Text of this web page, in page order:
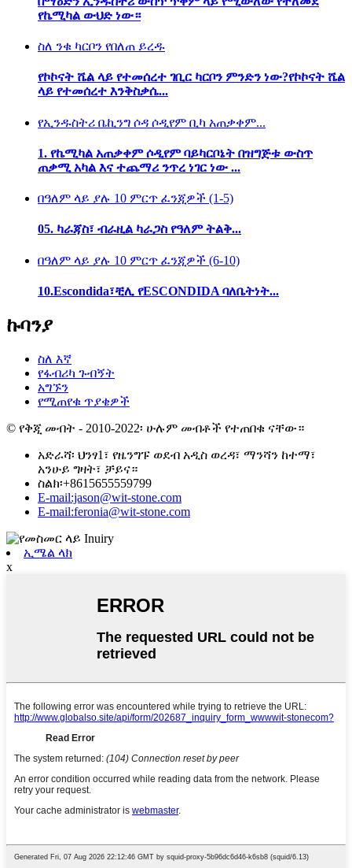
የኬሚካል ውህድ ነው።
ስለ ንቁ ካርቦን የበለጠ ይረዱ
የኮኮናት ሼል ላይ የተመሰረተ ገቢር ካርቦን ምንድን ነው?የኮኮናት ሼል
ላይ የተመሰረተ እንቅስቃሴ...
የኢንዱስትሪ ቤኪንግ ሶዳ ሶዲየም ቢካ አጠቃቀም...
1. የኬሚካል አጠቃቀም ሶዲየም ባይካርቦኔት በዝግጅቱ ውስጥ
ጠቃሚ አካል እና ተጨማሪ ንጥረ ነገር ነው ...
በዓለም ላይ ያሉ 10 ምርጥ ፈንጂዎች (1-5)
05. ካራጃስ፣ ብራዚል ካራጋስ የዓለም ትልቅ...
በዓለም ላይ ያሉ 10 ምርጥ ፈንጂዎች (6-10)
10.Escondida፣ቺሊ የESCONDIDA ባለቤትነት...
ኩባንያ
ስለ እኛ
የፋብሪካ ጉብኝት
አግኙን
የሚጠየቁ ጥያቄዎች
© የቅጂ መብት - 2010-2022፡ ሁሉም መብቶች የተጠበቁ ናቸው።
አድራሻ፡ ህንፃ1፣ የዜንግፑ ወደብ አዲስ ወረዳ፣ ማንሻን ከተማ፣
አንሁይ ግዛት፣ ቻይና።
ስልክ፡+8615655559799
E-mail:jason@wit-stone.com
E-mail:feronia@wit-stone.com
ኢሜል ላክ
x